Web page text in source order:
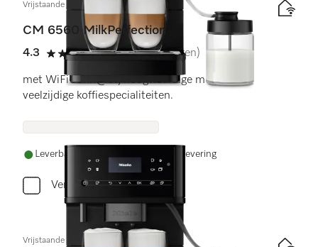
Vrijstaande koffiemachine
CM 6560 MilkPerfection
4.3
4.3 sterren op 5
(12 beoordelingen)
met WiFiConn@ct, hoogwaardige melkkan en
veelzijdige koffiespecialiteiten.
Leverbaar uit voorraad met gratis levering
Vergelijken
Vrijstaande koffiemachine